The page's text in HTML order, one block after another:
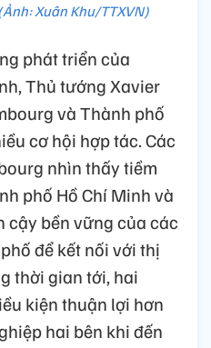
Xuân Khu/TTXVN)
phát triển của
Thủ tướng Xavier
và Thành phố
cơ hội hợp tác. Các
nhìn thấy tiềm
phố Hồ Chí Minh và
cậy bền vững của các
để kết nối với thị
thời gian tới, hai
kiện thuận lợi hơn
hai bên khi đến